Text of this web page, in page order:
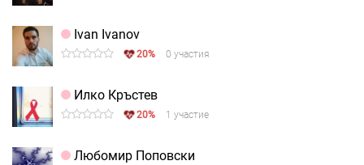
Ivan Ivanov
20% 0 участия
Илко Кръстев
20% 1 участие
Любомир Поповски